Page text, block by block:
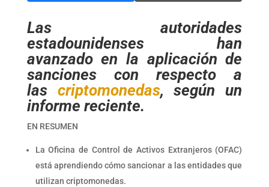
Las autoridades
estadounidenses han
avanzado en la aplicación de
sanciones con respecto a
las criptomonedas, según un
informe reciente.
EN RESUMEN
La Oficina de Control de Activos Extranjeros (OFAC)
está aprendiendo cómo sancionar a las entidades que
utilizan criptomonedas.